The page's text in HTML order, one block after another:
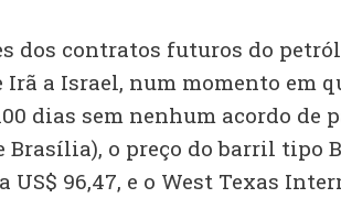
dos contratos futuros do
Irã a Israel, num momento em
dias sem nenhum acordo de
Brasília), o preço do barril tipo
US$ 96,47, e o West Texas